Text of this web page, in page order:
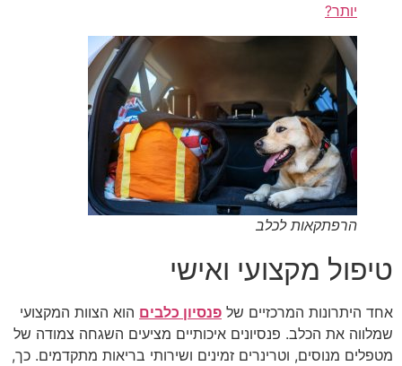
יותר?
הרפתקאות לכלב
טיפול מקצועי ואישי
אחד היתרונות המרכזיים של פנסיון כלבים הוא הצוות המקצועי
שמלווה את הכלב. פנסיונים איכותיים מציעים השגחה צמודה של
מטפלים מנוסים, וטרינרים זמינים ושירותי בריאות מתקדמים. כך,